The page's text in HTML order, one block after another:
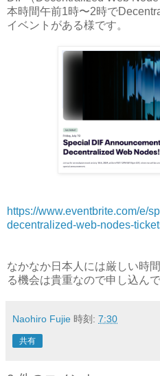
本時間午前1時〜2時で
イベントがある様です。
https://www.eventbrite.com/e/
decentralized-web-nodes-
なかなか日本人には厳しい時
る機会は貴重なので申し込ん
Naohiro Fujie 時刻: 7:30
共有